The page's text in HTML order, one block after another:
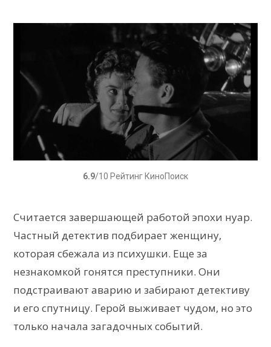
6.9/10 Рейтинг КиноПоиск
Считается завершающей работой эпохи нуар.
Частный детектив подбирает женщину,
которая сбежала из психушки. Еще за
незнакомкой гонятся преступники. Они
подстраивают аварию и забирают детективу
и его спутницу. Герой выживает чудом, но это
только начала загадочных событий.